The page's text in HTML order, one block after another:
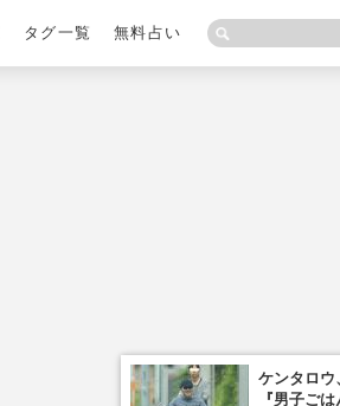
タグ一覧 無料占い